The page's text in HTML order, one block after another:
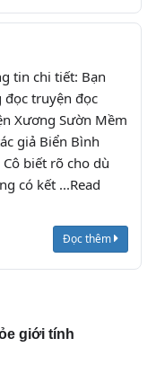
tin chi tiết: Bạn
đọc truyện đọc
Xương Sườn Mềm
giả Biển Bình
Cô biết rõ cho dù
có kết ...Read
Đọc thêm
giới tính